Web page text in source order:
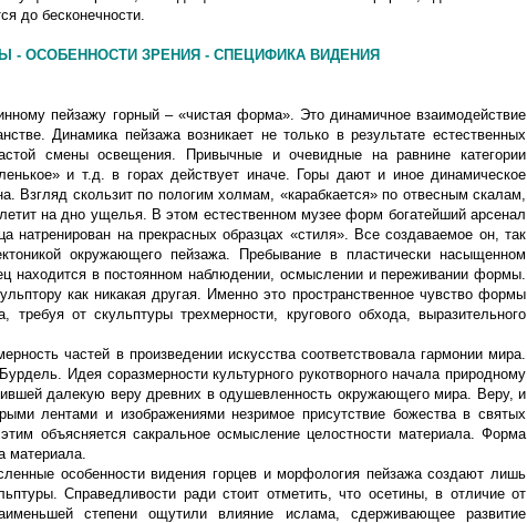
до бесконечности.
- ОСОБЕННОСТИ ЗРЕНИЯ - СПЕЦИФИКА ВИДЕНИЯ
пейзажу горный – «чистая форма». Это динамичное взаимодействие
Динамика пейзажа возникает не только в результате естественных
смены освещения. Привычные и очевидные на равнине категории
и т.д. в горах действует иначе. Горы дают и иное динамическое
Взгляд скользит по пологим холмам, «карабкается» по отвесным скалам,
на дно ущелья. В этом естественном музее форм богатейший арсенал
натренирован на прекрасных образцах «стиля». Все создаваемое он, так
окружающего пейзажа. Пребывание в пластически насыщенном
находится в постоянном наблюдении, осмыслении и переживании формы.
как никакая другая. Именно это пространственное чувство формы
требуя от скульптуры трехмерности, кругового обхода, выразительного
частей в произведении искусства соответствовала гармонии мира.
Идея соразмерности культурного рукотворного начала природному
далекую веру древних в одушевленность окружающего мира. Веру, и
лентами и изображениями незримое присутствие божества в святых
объясняется сакральное осмысление целостности материала. Форма
материала.
особенности видения горцев и морфология пейзажа создают лишь
Справедливости ради стоит отметить, что осетины, в отличие от
степени ощутили влияние ислама, сдерживающее развитие